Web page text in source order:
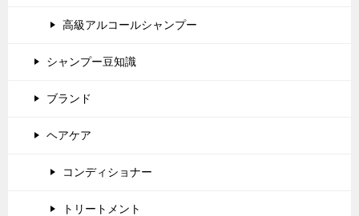
高級アルコールシャンプー
シャンプー豆知識
ブランド
ヘアケア
コンディショナー
トリートメント